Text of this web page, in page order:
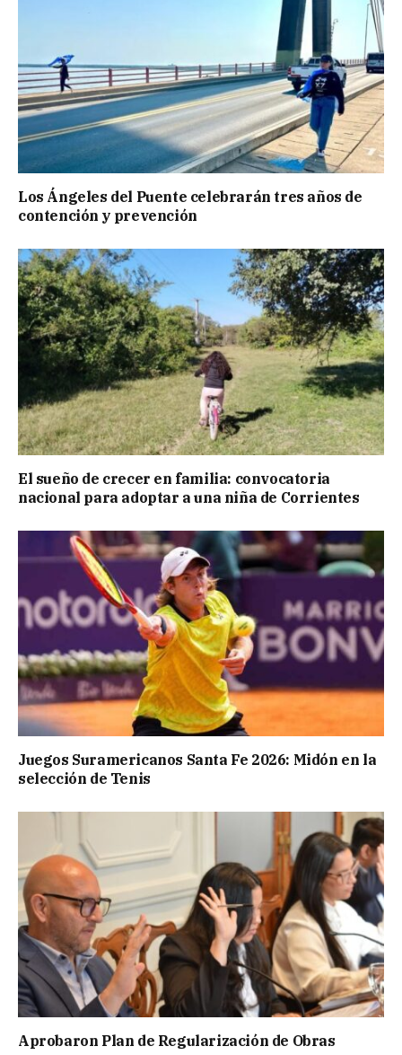
Los Ángeles del Puente celebrarán tres años de
contención y prevención
El sueño de crecer en familia: convocatoria
nacional para adoptar a una niña de Corrientes
Juegos Suramericanos Santa Fe 2026: Midón en la
selección de Tenis
Aprobaron Plan de Regularización de Obras